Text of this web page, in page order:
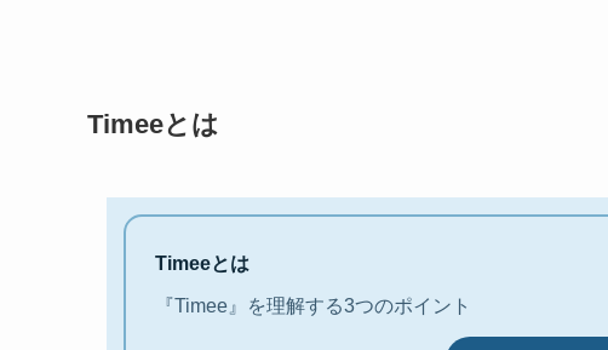
Timeeとは
Timeeとは
『Timee』を理解する3つのポイント